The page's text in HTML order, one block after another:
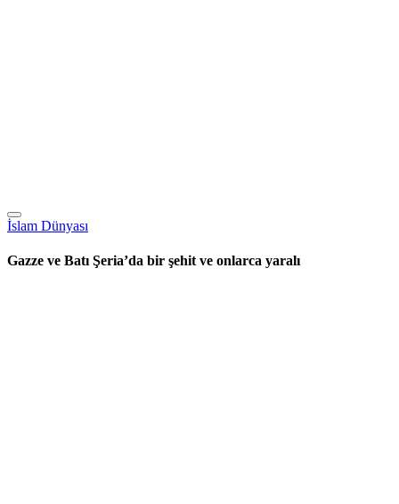
İslam Dünyası
Gazze ve Batı Şeria’da bir şehit ve onlarca yaralı